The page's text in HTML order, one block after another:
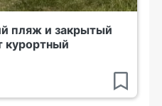
пляж и закрытый
курортный